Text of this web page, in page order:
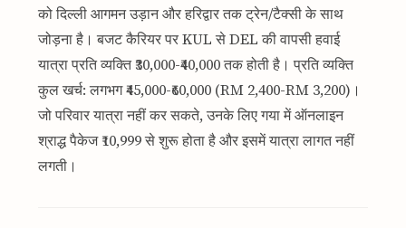
को दिल्ली आगमन उड़ान और हरिद्वार तक ट्रेन/टैक्सी के साथ
जोड़ना है। बजट कैरियर पर KUL से DEL की वापसी हवाई
यात्रा प्रति व्यक्ति ₹30,000-₹40,000 तक होती है। प्रति व्यक्ति
कुल खर्च: लगभग ₹45,000-₹60,000 (RM 2,400-RM 3,200)।
जो परिवार यात्रा नहीं कर सकते, उनके लिए गया में ऑनलाइन
श्राद्ध पैकेज ₹10,999 से शुरू होता है और इसमें यात्रा लागत नहीं
लगती।